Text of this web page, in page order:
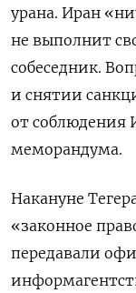
урана. Иран
не выполнит
собеседник.
и снятии
от соблюдения
меморандума.
Накануне
«законное
передавали